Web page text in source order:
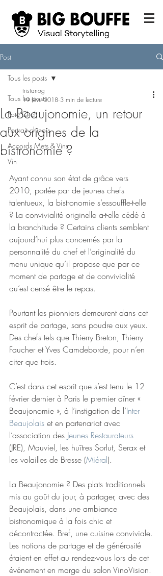
Post
Tous les posts
Pote Chef
Portrait chinois
Accords Mets & Vins
Vin
Tous les posts
La Beaujonomie, un retour
aux origines de la
bistronomie ?
tristanog
19 févr. 2018 3 min de lecture
Ayant connu son état de grâce vers
2010, portée par de jeunes chefs
talentueux, la bistronomie s’essouffle-t-elle
? La convivialité originelle a-t-elle cédé à
la branchitude ? Certains clients semblent
aujourd’hui plus concernés par la
personnalité du chef et l’originalité du
menu unique qu’il propose que par ce
moment de partage et de convivialité
qu’est censé être le repas.
Pourtant les pionniers demeurent dans cet
esprit de partage, sans poudre aux yeux.
Des chefs tels que Thierry Breton, Thierry
Faucher et Yves Camdeborde, pour n’en
citer que trois.
C’est dans cet esprit que s’est tenu le 12
février dernier à Paris le premier dîner «
Beaujonomie », à l’instigation de l’Inter
Beaujolais et en partenariat avec
l’association des Jeunes Restaurateurs
(JRE), Mauviel, les huîtres Sorlut, Serax et
les volailles de Bresse (Miéral).
La Beaujonomie ? Des plats traditionnels
mis au goût du jour, à partager, avec des
Beaujolais, dans une ambiance
bistronomique à la fois chic et
décontractée. Bref, une cuisine conviviale.
Les notions de partage et de générosité
étaient en effet au rendez-vous lors de cet
événement en marge du salon VinoVision.